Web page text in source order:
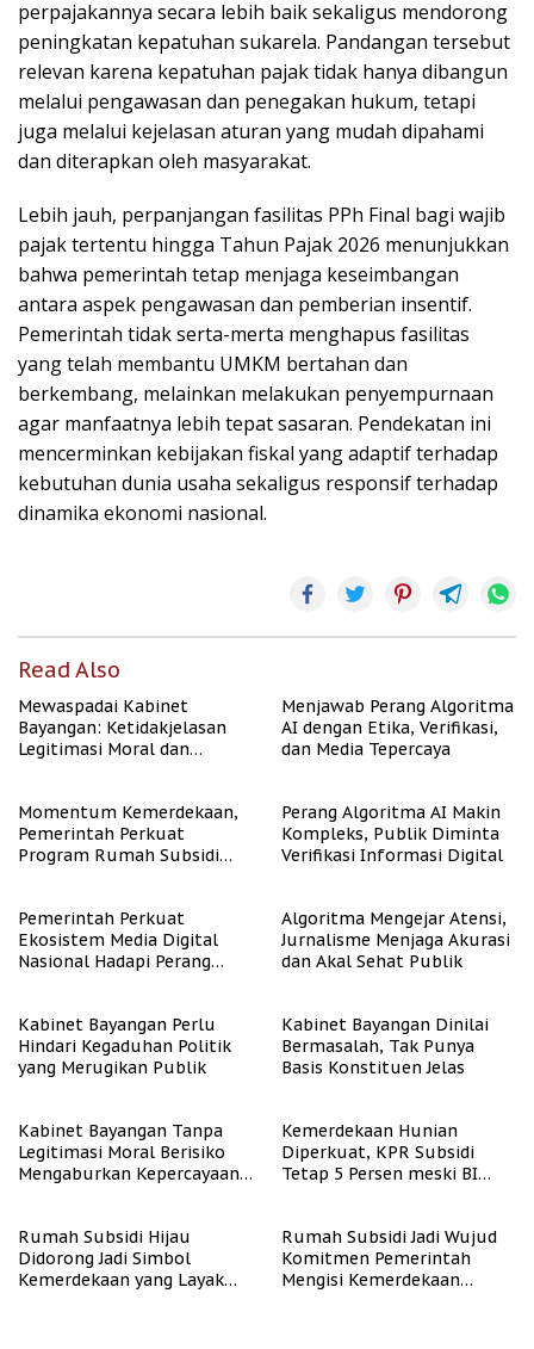
perpajakannya secara lebih baik sekaligus mendorong
peningkatan kepatuhan sukarela. Pandangan tersebut
relevan karena kepatuhan pajak tidak hanya dibangun
melalui pengawasan dan penegakan hukum, tetapi
juga melalui kejelasan aturan yang mudah dipahami
dan diterapkan oleh masyarakat.
Lebih jauh, perpanjangan fasilitas PPh Final bagi wajib
pajak tertentu hingga Tahun Pajak 2026 menunjukkan
bahwa pemerintah tetap menjaga keseimbangan
antara aspek pengawasan dan pemberian insentif.
Pemerintah tidak serta-merta menghapus fasilitas
yang telah membantu UMKM bertahan dan
berkembang, melainkan melakukan penyempurnaan
agar manfaatnya lebih tepat sasaran. Pendekatan ini
mencerminkan kebijakan fiskal yang adaptif terhadap
kebutuhan dunia usaha sekaligus responsif terhadap
dinamika ekonomi nasional.
Read Also
Mewaspadai Kabinet
Bayangan: Ketidakjelasan
Legitimasi Moral dan
Menjawab Perang Algoritma
AI dengan Etika, Verifikasi,
dan Media Tepercaya
Momentum Kemerdekaan,
Pemerintah Perkuat
Program Rumah Subsidi
Perang Algoritma AI Makin
Kompleks, Publik Diminta
Verifikasi Informasi Digital
Pemerintah Perkuat
Ekosistem Media Digital
Nasional Hadapi Perang
Algoritma Mengejar Atensi,
Jurnalisme Menjaga Akurasi
dan Akal Sehat Publik
Kabinet Bayangan Perlu
Hindari Kegaduhan Politik
yang Merugikan Publik
Kabinet Bayangan Dinilai
Bermasalah, Tak Punya
Basis Konstituen Jelas
Kabinet Bayangan Tanpa
Legitimasi Moral Berisiko
Mengaburkan Kepercayaan
Kemerdekaan Hunian
Diperkuat, KPR Subsidi
Tetap 5 Persen meski BI
Rumah Subsidi Hijau
Didorong Jadi Simbol
Kemerdekaan yang Layak
Rumah Subsidi Jadi Wujud
Komitmen Pemerintah
Mengisi Kemerdekaan